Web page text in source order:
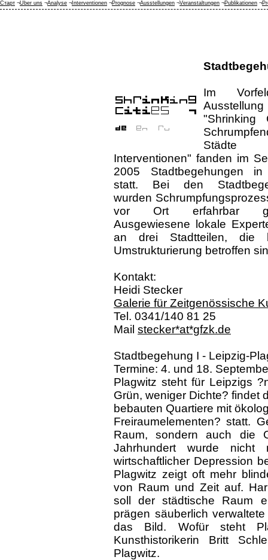
Im
Ausstellung
"Shrinking
Interventionen" fanden im
2005 Stadtbegehungen
statt. Bei den
wurden
vor Ort erfahrbar
Ausgewiesene lokale
an drei Stadtteilen, die
Umstrukturierung betroffen
Kontakt:
Heidi Stecker
Galerie für Zeitgenössische
Tel. 0341/140 81 25
Mail stecker*at*gfzk.de
Stadtbegehung I - Leipzig-
Termine: 4. und 18.
Plagwitz steht für Leipzigs
Grün, weniger Dichte? findet
bebauten Quartiere mit
Freiraumelementen? statt.
Raum, sondern auch die
Jahrhundert wurde
wirtschaftlicher Depression
Plagwitz zeigt oft mehr
von Raum und Zeit auf.
soll der städtische Raum
prägen säuberlich
das Bild. Wofür steht
Kunsthistorikerin Britt
Plagwitz.
Старт ¬Über uns ¬Analyse ¬ Interventionen ¬Prognose ¬Ausstellungen ¬Veranstaltungen ¬Publikationen ¬